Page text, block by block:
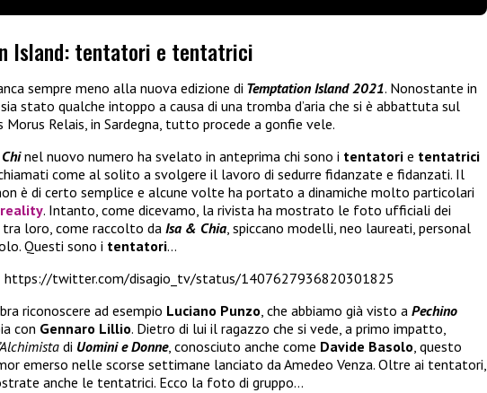
Island: tentatori e tentatrici
sempre meno alla nuova edizione di Temptation Island 2021. Nonostante in
stato qualche intoppo a causa di una tromba d’aria che si è abbattuta sul
Morus Relais, in Sardegna, tutto procede a gonfie vele.
Chinel nuovo numero ha svelato in anteprima chi sono i tentatori e tentatrici
chiamati come al solito a svolgere il lavoro di sedurre fidanzate e fidanzati. Il
è di certo semplice e alcune volte ha portato a dinamiche molto particolari
reality. Intanto, come dicevamo, la rivista ha mostrato le foto ufficiali dei
loro, come raccolto da Isa & Chia, spiccano modelli, neo laureati, personal
Questi sono i tentatori…
https://twitter.com/disagio_tv/status/1407627936820301825
riconoscere ad esempio Luciano Punzo, che abbiamo già visto a Pechino
con Gennaro Lillio. Dietro di lui il ragazzo che si vede, a primo impatto,
di Uomini e Donne, conosciuto anche come Davide Basolo, questo
emerso nelle scorse settimane lanciato da Amedeo Venza. Oltre ai tentatori,
anche le tentatrici. Ecco la foto di gruppo…